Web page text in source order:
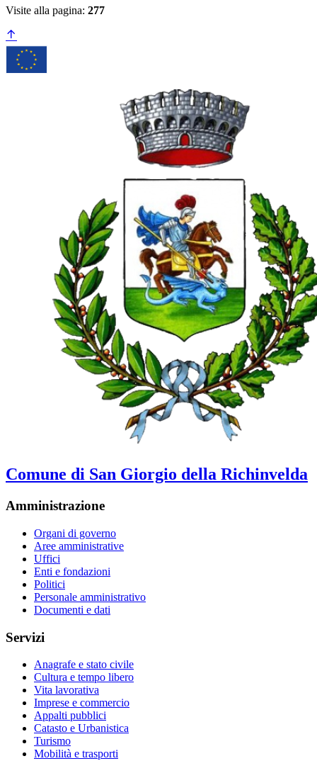
Visite alla pagina: 277
Comune di San Giorgio della Richinvelda
Amministrazione
Organi di governo
Aree amministrative
Uffici
Enti e fondazioni
Politici
Personale amministrativo
Documenti e dati
Servizi
Anagrafe e stato civile
Cultura e tempo libero
Vita lavorativa
Imprese e commercio
Appalti pubblici
Catasto e Urbanistica
Turismo
Mobilità e trasporti